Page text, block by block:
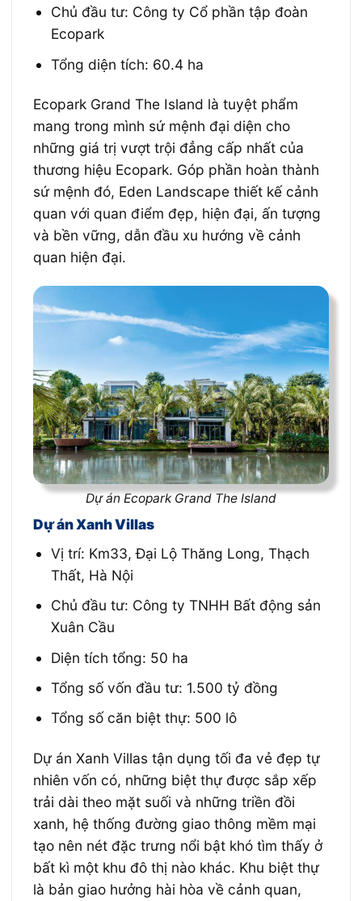
Chủ đầu tư: Công ty Cổ phần tập đoàn
Ecopark
Tổng diện tích: 60.4 ha
Ecopark Grand The Island là tuyệt phẩm
mang trong mình sứ mệnh đại diện cho
những giá trị vượt trội đẳng cấp nhất của
thương hiệu Ecopark. Góp phần hoàn thành
sứ mệnh đó, Eden Landscape thiết kế cảnh
quan với quan điểm đẹp, hiện đại, ấn tượng
và bền vững, dẫn đầu xu hướng về cảnh
quan hiện đại.
Dự án Ecopark Grand The Island
Dự án Xanh Villas
Vị trí: Km33, Đại Lộ Thăng Long, Thạch
Thất, Hà Nội
Chủ đầu tư: Công ty TNHH Bất động sản
Xuân Cầu
Diện tích tổng: 50 ha
Tổng số vốn đầu tư: 1.500 tỷ đồng
Tổng số căn biệt thự: 500 lô
Dự án Xanh Villas tận dụng tối đa vẻ đẹp tự
nhiên vốn có, những biệt thự được sắp xếp
trải dài theo mặt suối và những triền đồi
xanh, hệ thống đường giao thông mềm mại
tạo nên nét đặc trưng nổi bật khó tìm thấy ở
bất kì một khu đô thị nào khác. Khu biệt thự
là bản giao hưởng hài hòa về cảnh quan,